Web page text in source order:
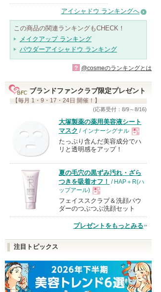
アイシャドウ ランキングへ
この商品の関連ランキングもCHECK！
メイクアップ ランキング
パウダーアイシャドウ ランキング
? @cosmeのランキングとは
ブランドファンクラブ限定プレゼント
【毎月 1・9・17・24日 開催！】
(応募受付：8/9～8/16)
大塚製薬の薬用美容液シート
マスク / インナーシグナル
現
品
たっぷり含んだ美容成分でハ
リと透明感をアップ！
夏の毛穴の黒ずみ汚れ・ざら
つきを吸着オフ！ / HAP＋R(ハ
ップアール)
現
品
フェイススクラブ＆洗顔パウ
ダーのつぶつぶ洗顔セット
プレゼントをもっとみる
注目トピックス